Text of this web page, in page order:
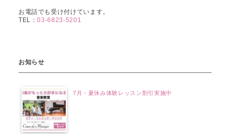
お電話でも受け付けています。
TEL：03-6823-5201
お知らせ
7月・夏休み体験レッスン割引実施中